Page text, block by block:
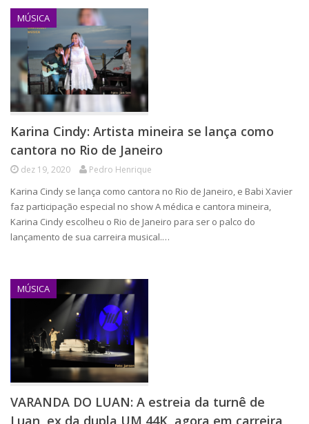
MÚSICA
Karina Cindy: Artista mineira se lança como
cantora no Rio de Janeiro
dez 19, 2020 Pedro Henrique
Karina Cindy se lança como cantora no Rio de Janeiro, e Babi Xavier
faz participação especial no show A médica e cantora mineira,
Karina Cindy escolheu o Rio de Janeiro para ser o palco do
lançamento de sua carreira musical.…
MÚSICA
VARANDA DO LUAN: A estreia da turnê de
Luan, ex da dupla UM 44K, agora em carreira